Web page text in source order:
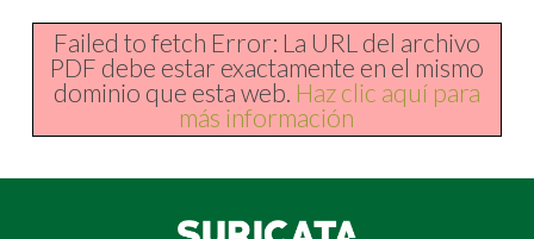
Failed to fetch Error: La URL del archivo
PDF debe estar exactamente en el mismo
dominio que esta web. Haz clic aquí para
más información